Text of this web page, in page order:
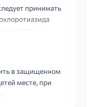
принимать
в
дозе 12,5 мг
других
в защищенном
месте, при